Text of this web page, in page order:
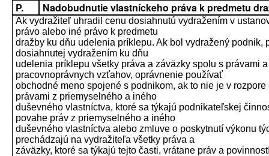
P.
Nadobudnutie vlastníckeho práva k predmetu
Ak vydražiteľ uhradil cenu dosiahnutú vydražením v
právo alebo iné právo k predmetu
dražby ku dňu udelenia príklepu. Ak bol vydražený
dosiahnutej vydražením ku dňu
udelenia príklepu všetky práva a záväzky spolu s právami
pracovnoprávnych vzťahov, oprávnenie používať
obchodné meno spojené s podnikom, ak to nie je v
právami z priemyselného a iného
duševného vlastníctva, ktoré sa týkajú podnikateľskej
povahe práv z priemyselného a iného
duševného vlastníctva alebo zmluve o poskytnutí výkonu
prechádzajú na vydražiteľa všetky práva a
záväzky, ktoré sa týkajú tejto časti, vrátane práv a